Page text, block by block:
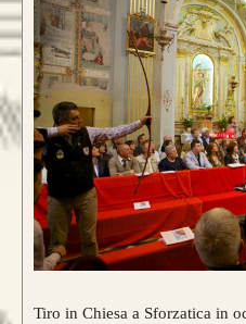
Tiro in Chiesa a Sforzatica in